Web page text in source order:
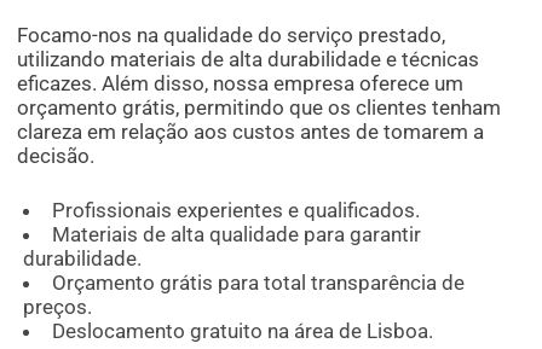
Focamo-nos na qualidade do serviço prestado,
utilizando materiais de alta durabilidade e técnicas
eficazes. Além disso, nossa empresa oferece um
orçamento grátis, permitindo que os clientes tenham
clareza em relação aos custos antes de tomarem a
decisão.
Profissionais experientes e qualificados.
Materiais de alta qualidade para garantir
durabilidade.
Orçamento grátis para total transparência de
preços.
Deslocamento gratuito na área de Lisboa.